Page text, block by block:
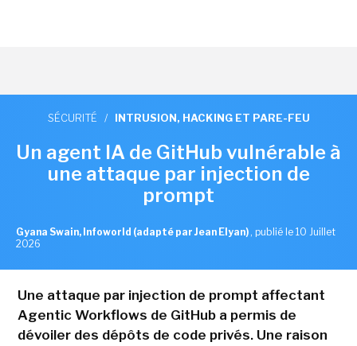
SÉCURITÉ / INTRUSION, HACKING ET PARE-FEU
Un agent IA de GitHub vulnérable à
une attaque par injection de
prompt
Gyana Swain, Infoworld (adapté par Jean Elyan) , publié le 10 Juillet
2026
Une attaque par injection de prompt affectant
Agentic Workflows de GitHub a permis de
dévoiler des dépôts de code privés. Une raison